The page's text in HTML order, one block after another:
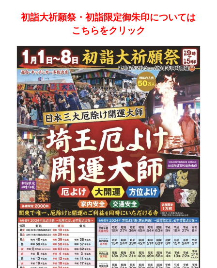
初詣大祈願祭・初詣限定御朱印については
こちらをクリック